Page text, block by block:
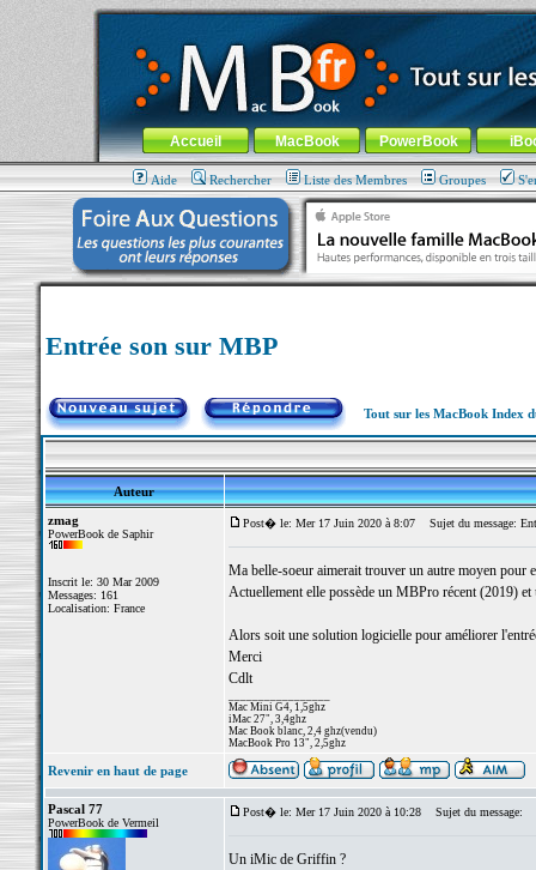
MacBook-fr.com : 100% Apple... 100% nomade !
Aller au contenu-Aller au menu général-Aller au menu de
Menu général
Accueil MacBook PowerBook
Aide Rechercher Liste des Membres Groupes
Entrée son sur MBP
Tout sur les MacBook Index
Auteur
zmag
PowerBook de Saphir
Inscrit le: 30 Mar 2009
Messages: 161
Localisation: France
Post� le: Mer 17 Juin 2020 à 8:07 Sujet du message:
Ma belle-soeur aimerait trouver un autre moyen pour
Actuellement elle possède un MBPro récent (2019)
Alors soit une solution logicielle pour améliorer
Merci
Cdlt
Mac Mini G4, 1,5ghz
iMac 27", 3,4ghz
Mac Book blanc, 2,4 ghz(vendu)
MacBook Pro 13", 2,5ghz
Revenir en haut de page
Pascal 77
PowerBook de Vermeil
Post� le: Mer 17 Juin 2020 à 10:28 Sujet du message:
Un iMic de Griffin ?